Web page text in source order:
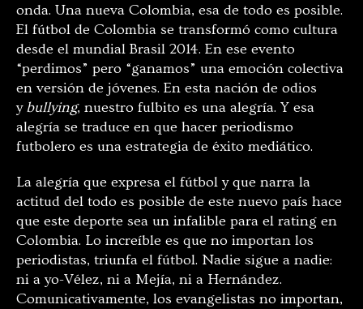
onda. Una nueva Colombia, esa de todo es posible.
El fútbol de Colombia se transformó como cultura
desde el mundial Brasil 2014. En ese evento
“perdimos” pero “ganamos” una emoción colectiva
en versión de jóvenes. En esta nación de odios
ybullying, nuestro fulbito es una alegría. Y esa
alegría se traduce en que hacer periodismo
futbolero es una estrategia de éxito mediático.
La alegría que expresa el fútbol y que narra la
actitud del todo es posible de este nuevo país hace
que este deporte sea un infalible para el rating en
Colombia. Lo increíble es que no importan los
periodistas, triunfa el fútbol. Nadie sigue a nadie:
ni a yo-Vélez, ni a Mejía, ni a Hernández.
Comunicativamente, los evangelistas no importan,